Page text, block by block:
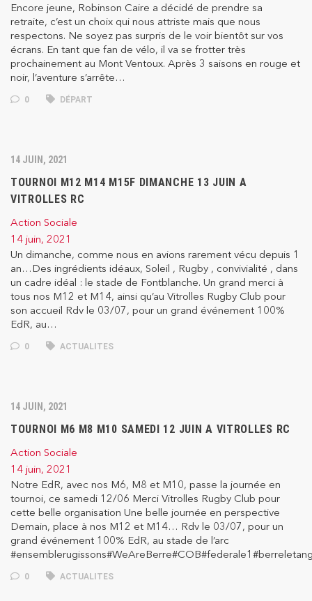
Encore jeune, Robinson Caire a décidé de prendre sa
retraite, c’est un choix qui nous attriste mais que nous
respectons. Ne soyez pas surpris de le voir bientôt sur vos
écrans. En tant que fan de vélo, il va se frotter très
prochainement au Mont Ventoux. Après 3 saisons en rouge et
noir, l’aventure s’arrête…
0 DÉPART
14 JUIN, 2021
TOURNOI M12 M14 M15F DIMANCHE 13 JUIN A
VITROLLES RC
Action Sociale
14 juin, 2021
Un dimanche, comme nous en avions rarement vécu depuis 1
an…Des ingrédients idéaux, Soleil , Rugby , convivialité , dans
un cadre idéal : le stade de Fontblanche. Un grand merci à
tous nos M12 et M14, ainsi qu’au Vitrolles Rugby Club pour
son accueil Rdv le 03/07, pour un grand événement 100%
EdR, au…
0 ACTUALITES
14 JUIN, 2021
TOURNOI M6 M8 M10 SAMEDI 12 JUIN A VITROLLES RC
Action Sociale
14 juin, 2021
Notre EdR, avec nos M6, M8 et M10, passe la journée en
tournoi, ce samedi 12/06 Merci Vitrolles Rugby Club pour
cette belle organisation Une belle journée en perspective
Demain, place à nos M12 et M14… Rdv le 03/07, pour un
grand événement 100% EdR, au stade de l’arc
0 ACTUALITES